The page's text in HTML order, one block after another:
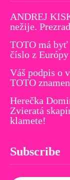
ANDREJ
nežije.
TOTO má byť
číslo z
Váš podpis o
TOTO
Herečka
Zvieratá
klamete!
Subscribe